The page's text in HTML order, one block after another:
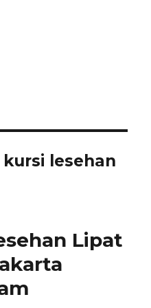
lesehan
Lipat